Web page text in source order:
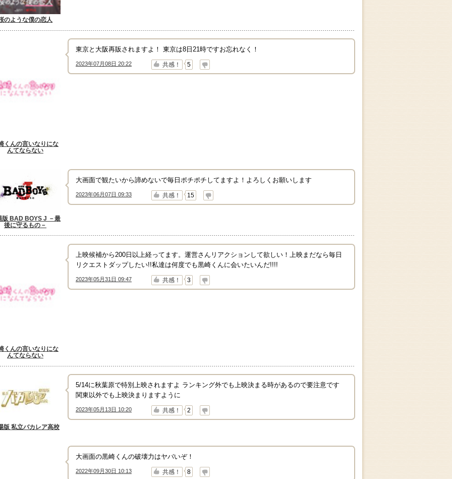
のような僕の恋人
くんの言いなりにな
んてならない
東京と大阪再販されますよ！ 東京は8日21時ですお忘れなく！
2023年07月08日 20:22
↑ 共感！ 5
↓
版 BAD BOYS J －最
後に守るもの－
大画面で観たいから諦めないで毎日ポチポチしてますよ！よろしくお願いします
2023年06月07日 09:33
↑ 共感！ 15
↓
くんの言いなりにな
んてならない
上映候補から200日以上経ってます。運営さんリアクションして欲しい！上映まだなら毎日
リクエストダップしたい!!私達は何度でも黒崎くんに会いたいんだ!!!!
2023年05月31日 09:47
↑ 共感！ 3
↓
版 私立バカレア高校
5/14に秋葉原で特別上映されますよ ランキング外でも上映決まる時があるので要注意です
関東以外でも上映決まりますように
2023年05月13日 10:20
↑ 共感！ 2
↓
大画面の黒崎くんの破壊力はヤバいぞ！
2022年09月30日 10:13
↑ 共感！ 8
↓